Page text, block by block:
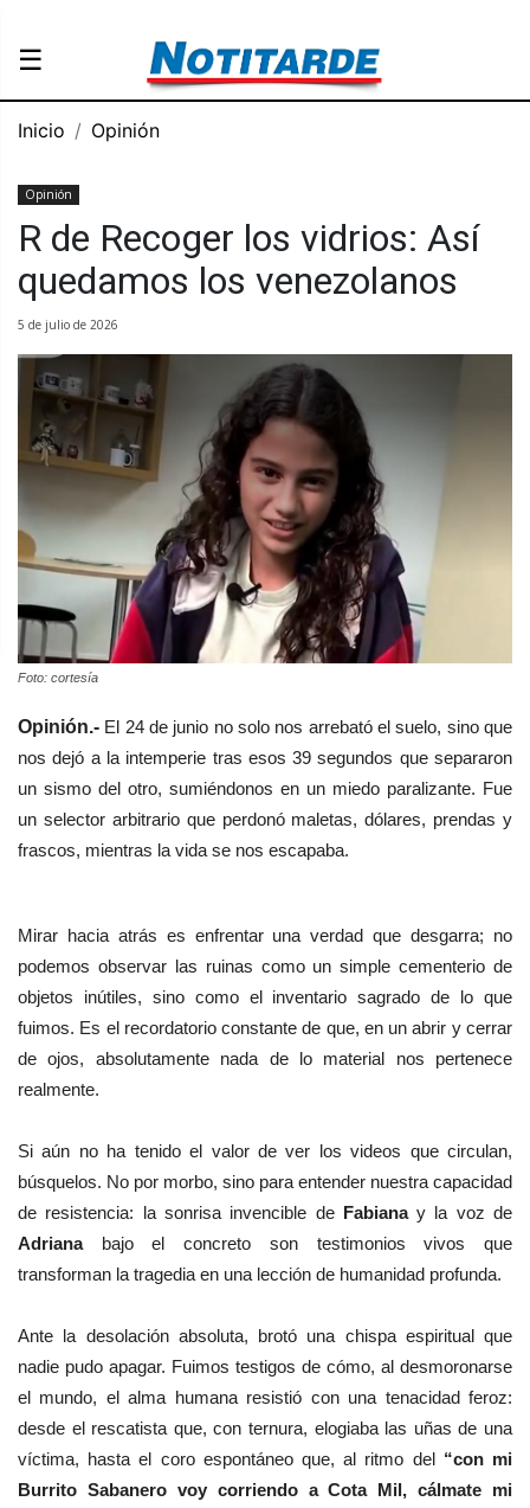
☰
Inicio Opinión
Opinión
R de Recoger los vidrios: Así
quedamos los venezolanos
5 de julio de 2026
Foto: cortesía
Opinión.- El 24 de junio no solo nos arrebató el suelo, sino que
nos dejó a la intemperie tras esos 39 segundos que separaron
un sismo del otro, sumiéndonos en un miedo paralizante. Fue
un selector arbitrario que perdonó maletas, dólares, prendas y
frascos, mientras la vida se nos escapaba.
Mirar hacia atrás es enfrentar una verdad que desgarra; no
podemos observar las ruinas como un simple cementerio de
objetos inútiles, sino como el inventario sagrado de lo que
fuimos. Es el recordatorio constante de que, en un abrir y cerrar
de ojos, absolutamente nada de lo material nos pertenece
realmente.
Si aún no ha tenido el valor de ver los videos que circulan,
búsquelos. No por morbo, sino para entender nuestra capacidad
de resistencia: la sonrisa invencible de Fabianay la voz de
Adriana bajo el concreto son testimonios vivos que
transforman la tragedia en una lección de humanidad profunda.
Ante la desolación absoluta, brotó una chispa espiritual que
nadie pudo apagar. Fuimos testigos de cómo, al desmoronarse
el mundo, el alma humana resistió con una tenacidad feroz:
desde el rescatista que, con ternura, elogiaba las uñas de una
víctima, hasta el coro espontáneo que, al ritmo del“con mi
Burrito Sabanero voy corriendo a Cota Mil, cálmate mi